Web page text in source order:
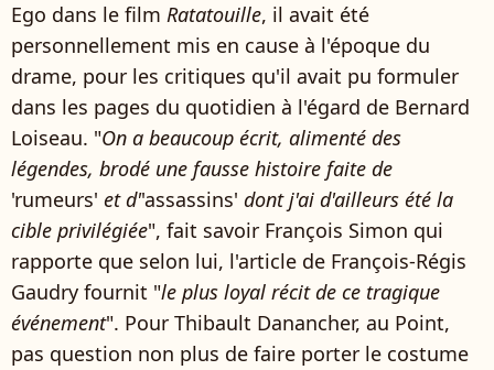
Ego dans le film Ratatouille, il avait été
personnellement mis en cause à l'époque du
drame, pour les critiques qu'il avait pu formuler
dans les pages du quotidien à l'égard de Bernard
Loiseau. "On a beaucoup écrit, alimenté des
légendes, brodé une fausse histoire faite de
'rumeurs' et d''assassins' dont j'ai d'ailleurs été la
cible privilégiée", fait savoir François Simon qui
rapporte que selon lui, l'article de François-Régis
Gaudry fournit "le plus loyal récit de ce tragique
événement". Pour Thibault Danancher, au Point,
pas question non plus de faire porter le costume